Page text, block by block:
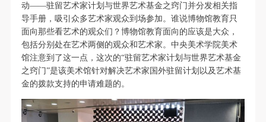
动——驻留艺术家计划与世界艺术基金之窍门并分发相关指
导手册，吸引众多艺术家观众到场参加。谁说博物馆教育只
面向那些看艺术的观众们？博物馆教育面向的应该是大众，
包括分别处在艺术两侧的观众和艺术家。中央美术学院美术
馆注意到了这一点，这次的“驻留艺术家计划与世界艺术基金
之窍门”是该美术馆针对解决艺术家国外驻留计划以及艺术基
金的拨款支持的申请难题的。
识。
第二条
参加本次活动者必须遵守中华人民共和国的相关法
律、法规，必须遵循道德和社会公德规范，并应该具
备以人为本、团结友爱、互相帮助和助人为乐的良好
品质。
第三条
识。
第二条
参加本次活动者必须遵守中华人民共和国的相关法
律、法规，必须遵循道德和社会公德规范，并应该具
备以人为本、团结友爱、互相帮助和助人为乐的良好
品质。
第三条
识。
第二条
参加本次活动者必须遵守中华人民共和国的相关法
律、法规，必须遵循道德和社会公德规范，并应该具
备以人为本、团结友爱、互相帮助和助人为乐的良好
品质。
第三条